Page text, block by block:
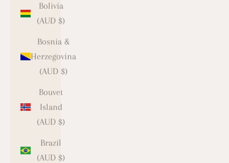
Bolivia
(AUD $)
Bosnia &
Herzegovina
(AUD $)
Bouvet
Island
(AUD $)
Brazil
(AUD $)